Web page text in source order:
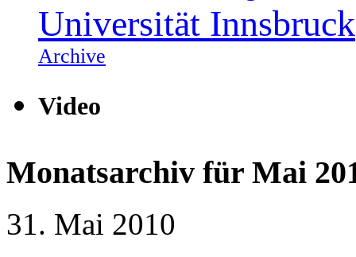
Universität Innsbruck
Archive
Video
Monatsarchiv für Mai
31. Mai 2010